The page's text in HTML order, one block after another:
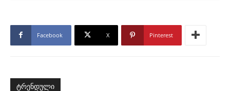
Facebook X Pinterest
ტრენდული